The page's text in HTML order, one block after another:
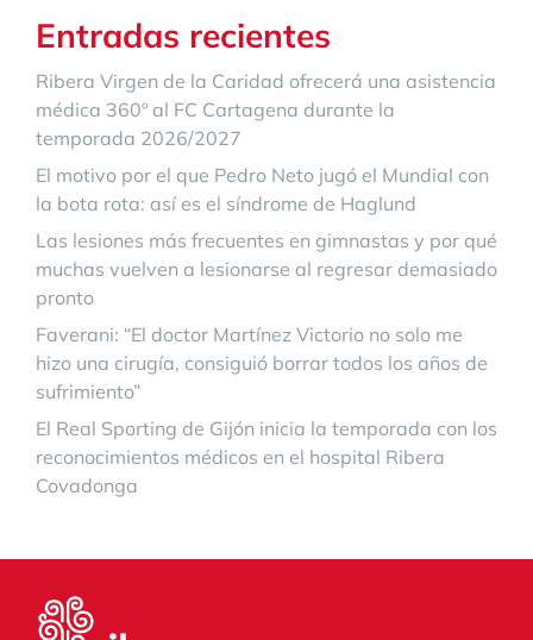
Entradas recientes
Ribera Virgen de la Caridad ofrecerá una asistencia
médica 360º al FC Cartagena durante la
temporada 2026/2027
El motivo por el que Pedro Neto jugó el Mundial con
la bota rota: así es el síndrome de Haglund
Las lesiones más frecuentes en gimnastas y por qué
muchas vuelven a lesionarse al regresar demasiado
pronto
Faverani: “El doctor Martínez Victorio no solo me
hizo una cirugía, consiguió borrar todos los años de
sufrimiento”
El Real Sporting de Gijón inicia la temporada con los
reconocimientos médicos en el hospital Ribera
Covadonga